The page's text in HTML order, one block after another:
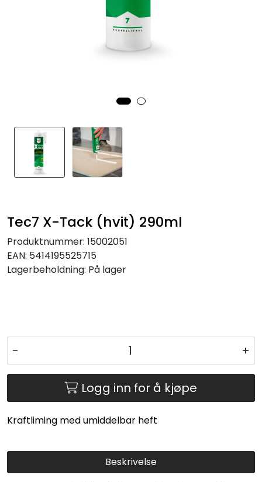
Tec7 X-Tack (hvit) 290ml
Produktnummer: 15002051
EAN: 5414195525715
Lagerbeholdning: På lager
- +
Logg inn for å kjøpe
Kraftliming med umiddelbar heft
Beskrivelse